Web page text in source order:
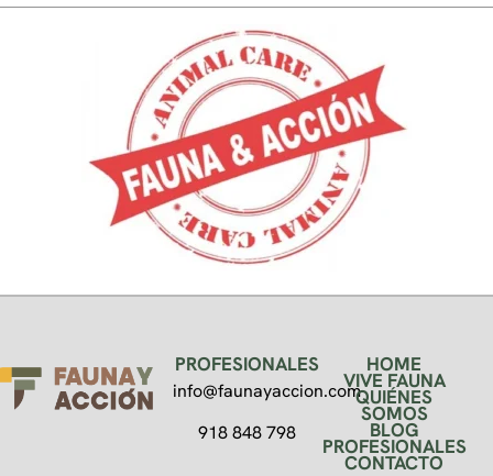
PROFESIONALES
info@faunayaccion.com
918 848 798
HOME
VIVE FAUNA
QUIÉNES
SOMOS
BLOG
PROFESIONALES
CONTACTO